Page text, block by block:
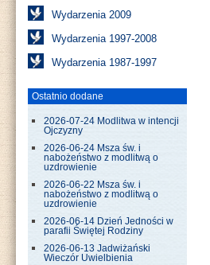
Wydarzenia 2009
Wydarzenia 1997-2008
Wydarzenia 1987-1997
Ostatnio dodane
2026-07-24 Modlitwa w intencji
Ojczyzny
2026-06-24 Msza św. i
nabożeństwo z modlitwą o
uzdrowienie
2026-06-22 Msza św. i
nabożeństwo z modlitwą o
uzdrowienie
2026-06-14 Dzień Jedności w
parafii Świętej Rodziny
2026-06-13 Jadwiżański
Wieczór Uwielbienia